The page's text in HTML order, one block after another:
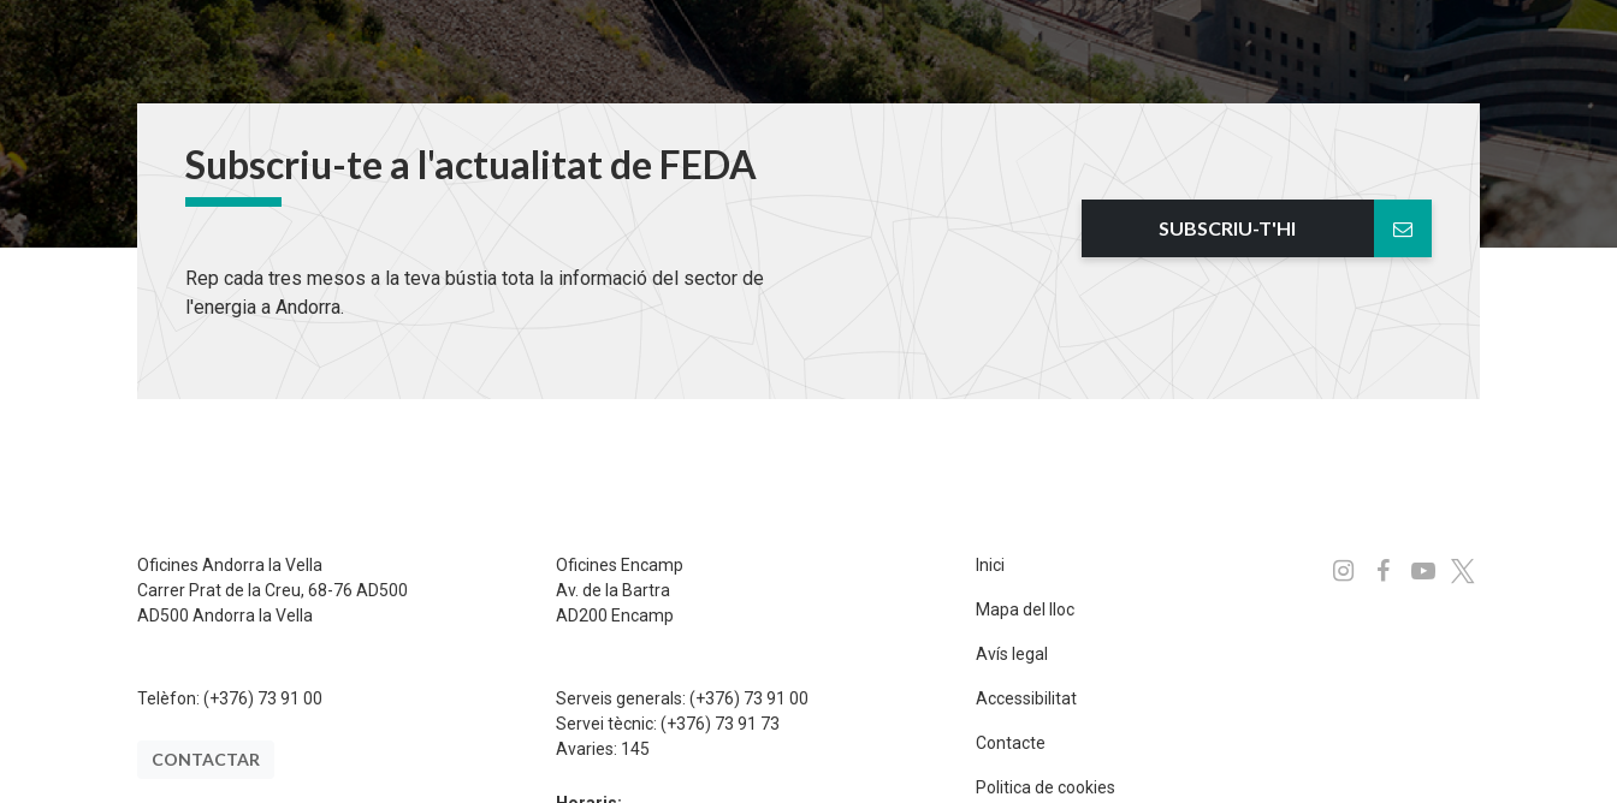
Subscriu-te a l'actualitat de FEDA
Rep cada tres mesos a la teva bústia tota la informació del sector de
l'energia a Andorra.
SUBSCRIU-T'HI
Oficines Andorra la Vella
Carrer Prat de la Creu, 68-76 AD500
AD500 Andorra la Vella
Telèfon: (+376) 73 91 00
CONTACTAR
Oficines Encamp
Av. de la Bartra
AD200 Encamp
Serveis generals:(+376) 73 91 00
Servei tècnic:(+376) 73 91 73
Avaries: 145
Inici
Mapa del lloc
Avís legal
Accessibilitat
Contacte
Politica de cookies
Instagram
Facebook
Youtube